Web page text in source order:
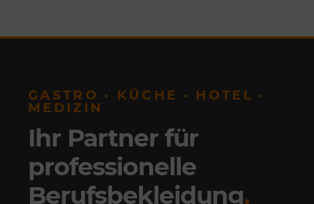
GASTRO · KÜCHE · HOTEL ·
MEDIZIN
Ihr Partner für
professionelle
Berufsbekleidung.